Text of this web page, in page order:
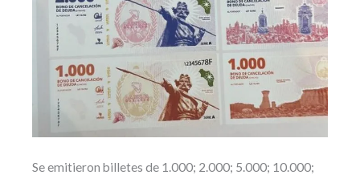
Se emitieron billetes de 1.000; 2.000; 5.000; 10.000;